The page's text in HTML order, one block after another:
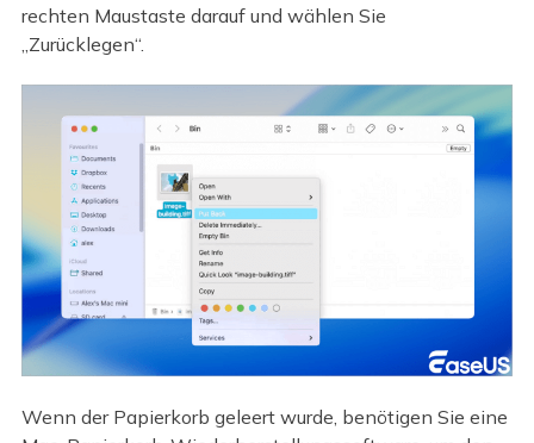
rechten Maustaste darauf und wählen Sie
„Zurücklegen“.
Wenn der Papierkorb geleert wurde, benötigen Sie eine